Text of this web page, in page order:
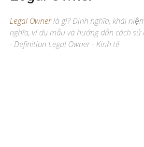
Legal Ownerlà gì? Định nghĩa, khái
nghĩa, ví dụ mẫu và hướng dẫn cách sử
- Definition Legal Owner - Kinh tế